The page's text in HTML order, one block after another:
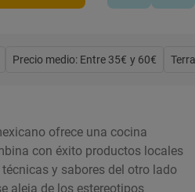
Precio medio: Entre 35€ y 60€
ofrece una cocina
con éxito productos locales
y sabores del otro lado
aleja de los estereotipos